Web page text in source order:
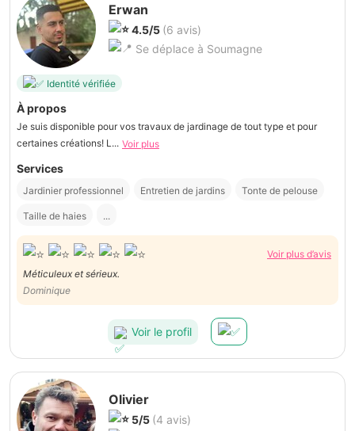
Erwan
4.5/5 (6 avis)
Se déplace à Soumagne
Identité vérifiée
À propos
Je suis disponible pour vos travaux de jardinage de tout type et pour
certaines créations! L... Voir plus
Services
Jardinier professionnel Entretien de jardins Tonte de pelouse
Taille de haies ...
Voir plus d’avis
Méticuleux et sérieux.
Dominique
Voir le profil
Olivier
5/5 (4 avis)